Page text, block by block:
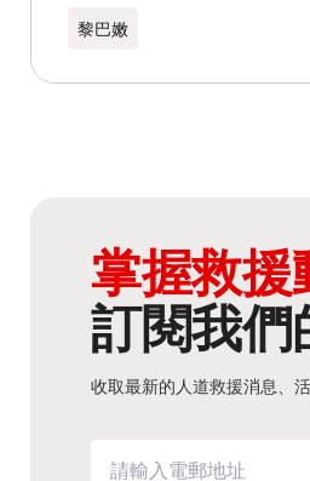
黎巴嫩​
掌握救援
訂閱我們
收取最新的人道救援消息、活